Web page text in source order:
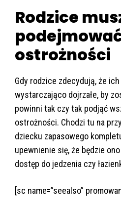
Rodzice
ostrożności
Gdy rodzice zdecydują, że
wystarczająco dojrzałe, by
powinni tak czy tak podjąć
ostrożności. Chodzi tu na
dziecku zapasowego
upewnienie się, że będzie
dostęp do jedzenia czy
[sc name=”seealso”